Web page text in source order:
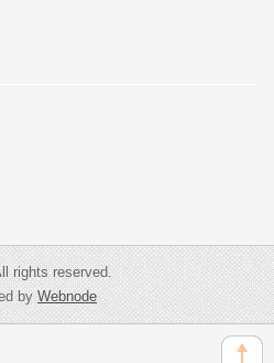
rights reserved.
byWebnode